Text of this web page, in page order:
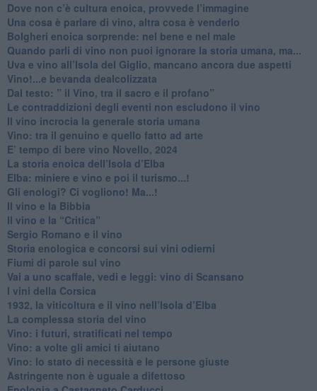
​Dove non c’è cultura enoica, provvede l’immagine
​Una cosa è parlare di vino, altra cosa è venderlo
Bolgheri enoica sorprende: nel bene e nel male
​Quando parli di vino non puoi ignorare la storia umana, ma...
Uva e vino all’Isola del Giglio, mancano ancora due aspetti
​Vino!...e bevanda dealcolizzata
​Dal testo: ” il Vino, tra il sacro e il profano”
Le contraddizioni degli eventi non escludono il vino
​Il vino incrocia la generale storia umana
Vino: tra il genuino e quello fatto ad arte
E’ tempo di bere vino Novello, 2024
La storia enoica dell’Isola d’Elba
Elba: miniere e vino e poi il turismo...!
​Gli enologi? Ci vogliono! Ma...!
​Il vino e la Bibbia
​Il vino e la “Critica”
Sergio Romano e il vino
​Storia enologica e concorsi sui vini odierni
Fiumi di parole sul vino
​Vai a uno scaffale, vedi e leggi: vino di Scansano
​I vini della Corsica
​1932, la viticoltura e il vino nell’Isola d’Elba
​La complessa storia del vino
​Vino: i futuri, stratificati nel tempo
Vino: a volte gli amici ti aiutano
Vino: lo stato di necessità e le persone giuste
​Astringente non è uguale a difettoso